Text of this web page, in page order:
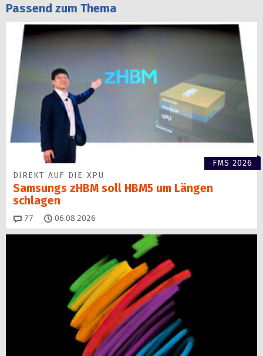
Passend zum Thema
FMS 2026
DIREKT AUF DIE XPU
Samsungs zHBM soll HBM5 um Längen
schlagen
77 Kommentare
06.08.2026